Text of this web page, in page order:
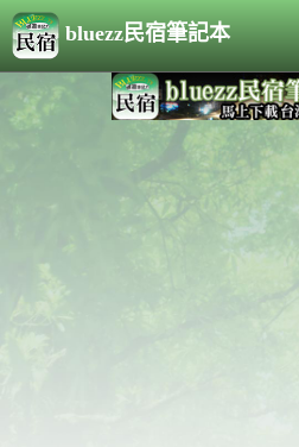
bluezz民宿筆記本